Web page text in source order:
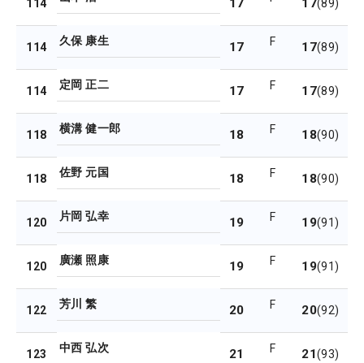
114 17 17(89)
114 久保 康生 17 F 17(89)
114 定岡 正二 17 F 17(89)
118 横溝 健一郎 18 F 18(90)
118 佐野 元国 18 F 18(90)
120 片岡 弘幸 19 F 19(91)
120 廣瀬 照康 19 F 19(91)
122 芳川 繁 20 F 20(92)
123 中西 弘次 21 F 21(93)